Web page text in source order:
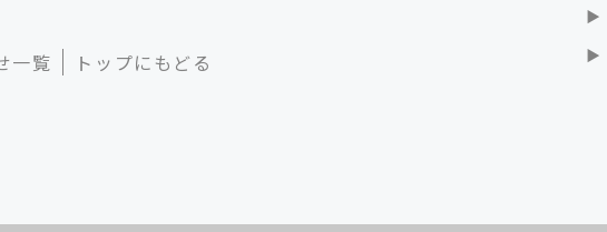
一覧 トップにもどる